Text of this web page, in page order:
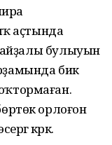
аҫтында
файҙалы булыуын
бик
орлоғон
кәрәк.